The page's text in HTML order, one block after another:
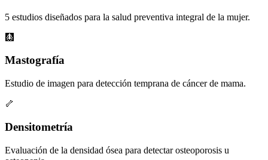
5 estudios diseñados para la salud preventiva integral de la mujer.
🩻
Mastografía
Estudio de imagen para detección temprana de cáncer de mama.
🦴
Densitometría
Evaluación de la densidad ósea para detectar osteoporosis u